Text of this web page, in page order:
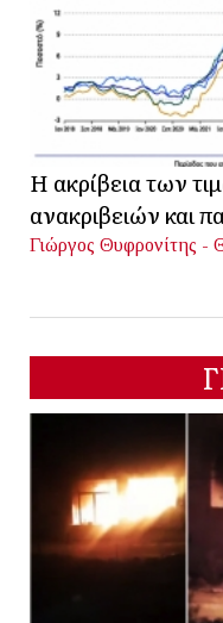
Η ακρίβεια των
ανακριβειών και
Γιώργος Θυφρονίτης -